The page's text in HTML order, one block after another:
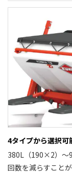
4タイプから選択可
380L（190×2）～
回数を減らすこと